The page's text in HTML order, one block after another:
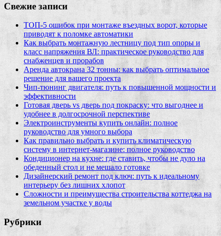
Свежие записи
ТОП-5 ошибок при монтаже въездных ворот, которые
приводят к поломке автоматики
Как выбрать монтажную лестницу под тип опоры и
класс напряжения ВЛ: практическое руководство для
снабженцев и прорабов
Аренда автокрана 32 тонны: как выбрать оптимальное
решение для вашего проекта
Чип‑тюнинг двигателя: путь к повышенной мощности и
эффективности
Готовая дверь vs дверь под покраску: что выгоднее и
удобнее в долгосрочной перспективе
Электроинструменты купить онлайн: полное
руководство для умного выбора
Как правильно выбрать и купить климатическую
систему в интернет‑магазине: полное руководство
Кондиционер на кухне: где ставить, чтобы не дуло на
обеденный стол и не мешало готовке
Дизайнерский ремонт под ключ: путь к идеальному
интерьеру без лишних хлопот
Сложности и преимущества строительства коттеджа на
земельном участке у воды
Рубрики